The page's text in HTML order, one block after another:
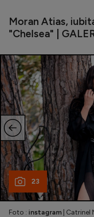
Moran Atias,
"Chelsea" |
23
Foto : instagram |